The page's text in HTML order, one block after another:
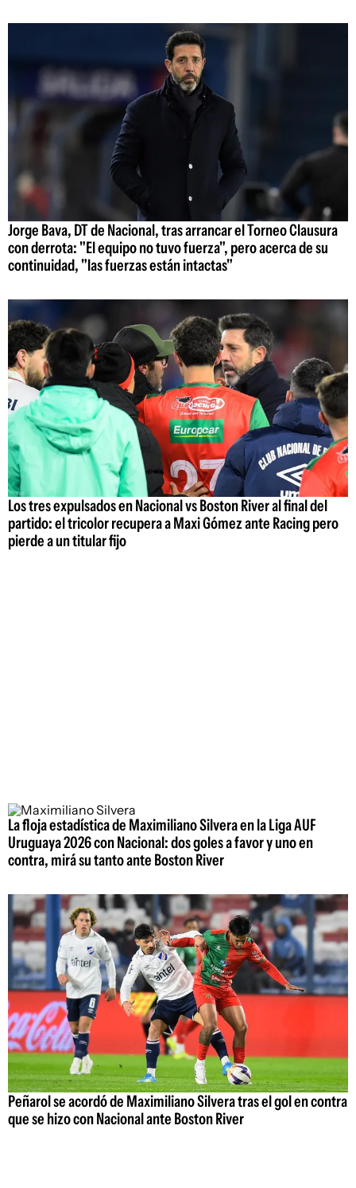
Jorge Bava, DT de Nacional, tras arrancar el Torneo Clausura
con derrota: "El equipo no tuvo fuerza", pero acerca de su
continuidad, "las fuerzas están intactas"
Los tres expulsados en Nacional vs Boston River al final del
partido: el tricolor recupera a Maxi Gómez ante Racing pero
pierde a un titular fijo
La floja estadística de Maximiliano Silvera en la Liga AUF
Uruguaya 2026 con Nacional: dos goles a favor y uno en
contra, mirá su tanto ante Boston River
Peñarol se acordó de Maximiliano Silvera tras el gol en contra
que se hizo con Nacional ante Boston River